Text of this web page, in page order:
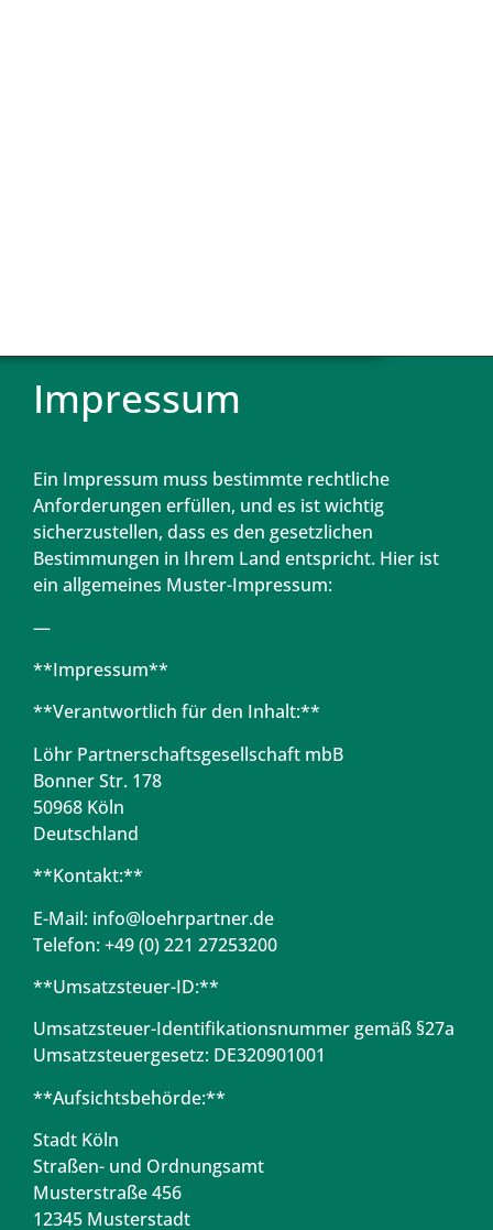
Impressum
Ein Impressum muss bestimmte rechtliche
Anforderungen erfüllen, und es ist wichtig
sicherzustellen, dass es den gesetzlichen
Bestimmungen in Ihrem Land entspricht. Hier ist
ein allgemeines Muster-Impressum:
—
**Impressum**
**Verantwortlich für den Inhalt:**
Löhr Partnerschaftsgesellschaft mbB
Bonner Str. 178
50968 Köln
Deutschland
**Kontakt:**
E-Mail: info@loehrpartner.de
Telefon: +49 (0) 221 27253200
**Umsatzsteuer-ID:**
Umsatzsteuer-Identifikationsnummer gemäß §27a
Umsatzsteuergesetz: DE320901001
**Aufsichtsbehörde:**
Stadt Köln
Straßen- und Ordnungsamt
Musterstraße 456
12345 Musterstadt